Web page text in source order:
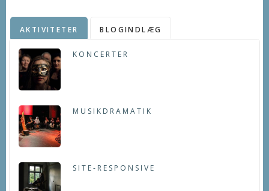
AKTIVITETER BLOGINDLÆG
KONCERTER
MUSIKDRAMATIK
SITE-RESPONSIVE